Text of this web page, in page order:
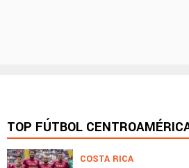
TOP FÚTBOL
COSTA RICA